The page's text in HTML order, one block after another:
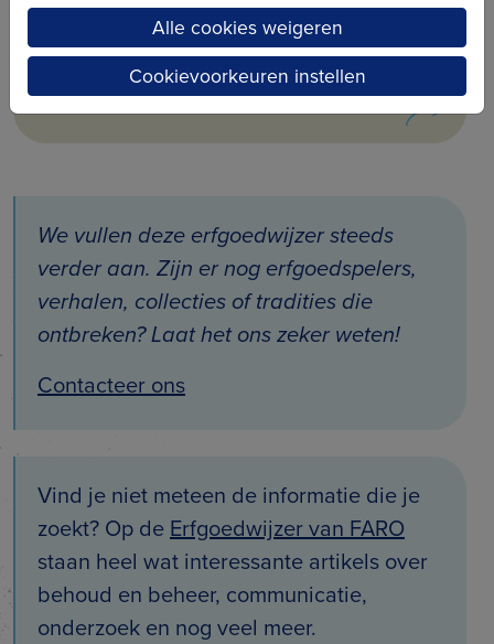
Erfgoedwijzer FARO
We vullen deze erfgoedwijzer steeds
verder aan. Zijn er nog erfgoedspelers,
verhalen, collecties of tradities die
ontbreken? Laat het ons zeker weten!
Contacteer ons
Vind je niet meteen de informatie die je
zoekt? Op de Erfgoedwijzer van FARO
staan heel wat interessante artikels over
behoud en beheer, communicatie,
onderzoek en nog veel meer.
Alle cookies weigeren
Cookievoorkeuren instellen